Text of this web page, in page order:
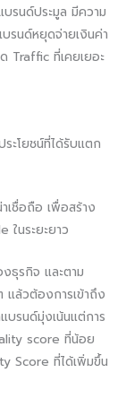
รนด์ประมูล มีความ
รนด์หยุดจ่ายเงินค่า
Traffic ที่เคยเยอะ
ะโยชน์ที่ได้รับแตก
เชื่อถือ เพื่อสร้าง
ในระยะยาว
ธุรกิจ และตาม
แล้วต้องการเข้าถึง
บรนด์มุ่งเน้นแต่การ
score ที่น้อย
Score ที่ได้เพิ่มขึ้น